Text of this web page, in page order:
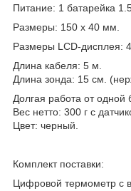
Питание: 1 батарейка
Размеры: 150 х 40 мм.
Размеры LCD-дисплея:
Длина кабеля: 5 м.
Длина зонда: 15 см.
Долгая работа от одной
Вес нетто: 300 г с
Цвет: черный.
Комплект поставки:
Цифровой термометр с